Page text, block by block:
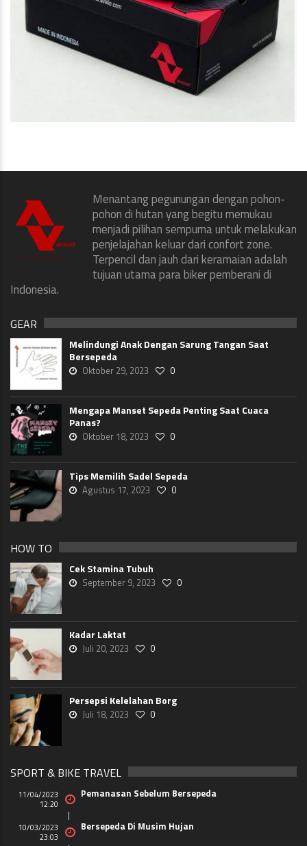
Menantang pegunungan dengan pohon-
pohon di hutan yang begitu memukau
menjadi pilihan sempurna untuk melakukan
penjelajahan keluar dari confort zone.
Terpencil dan jauh dari keramaian adalah
tujuan utama para biker pemberani di
Indonesia.
GEAR
Melindungi Anak Dengan Sarung Tangan Saat
Bersepeda
Oktober 29, 2023 0
Mengapa Manset Sepeda Penting Saat Cuaca
Panas?
Oktober 18, 2023 0
Tips Memilih Sadel Sepeda
Agustus 17, 2023 0
HOW TO
Cek Stamina Tubuh
September 9, 2023 0
Kadar Laktat
Juli 20, 2023 0
Persepsi Kelelahan Borg
Juli 18, 2023 0
SPORT & BIKE TRAVEL
11/04/2023
12:20
Pemanasan Sebelum Bersepeda
10/03/2023
23:03
Bersepeda Di Musim Hujan